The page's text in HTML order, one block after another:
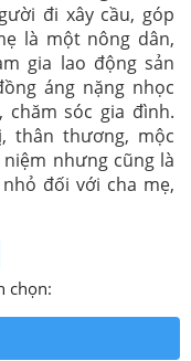
đi xây cầu, góp
là một nông dân,
gia lao động sản
áng nặng nhọc
sóc gia đình.
thân thương, mộc
nhưng cũng là
đối với cha mẹ,
chọn: